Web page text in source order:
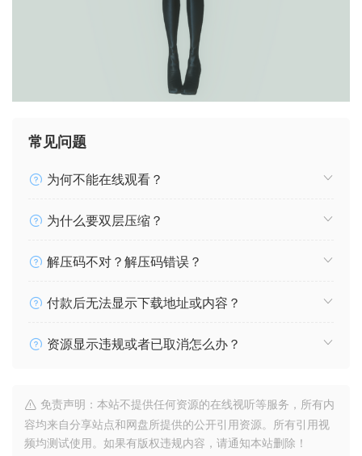
常见问题
为何不能在线观看？
为什么要双层压缩？
解压码不对？解压码错误？
付款后无法显示下载地址或内容？
资源显示违规或者已取消怎么办？
免责声明：本站不提供任何资源的在线视听等服务，所有内
容均来自分享站点和网盘所提供的公开引用资源。所有引用视
频均测试使用。如果有版权违规内容，请通知本站删除！